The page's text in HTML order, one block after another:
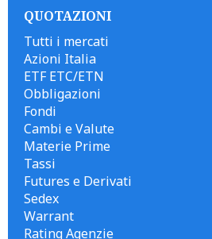
QUOTAZIONI
Tutti i mercati
Azioni Italia
ETF ETC/ETN
Obbligazioni
Fondi
Cambi e Valute
Materie Prime
Tassi
Futures e Derivati
Sedex
Warrant
Rating Agenzie